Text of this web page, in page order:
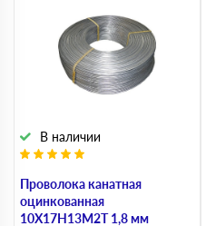
Проволока канатная
оцинкованная
10Х17Н13М2Т 1,8 мм
В наличии